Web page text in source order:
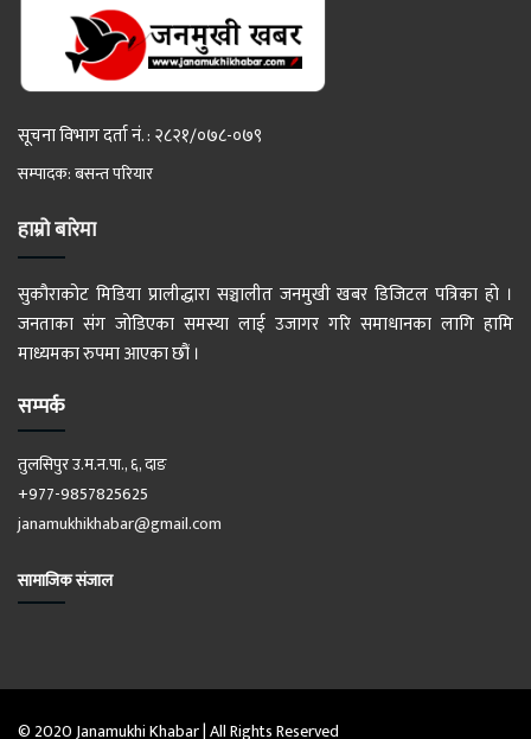
सूचना विभाग दर्ता नं. : २८२१/०७८-०७९
सम्पादक: बसन्त परियार
हाम्रो बारेमा
सुकौराकोट मिडिया प्रालीद्धारा सञ्चालीत जनमुखी खबर डिजिटल पत्रिका हो ।
जनताका संग जोडिएका समस्या लाई उजागर गरि समाधानका लागि हामि
माध्यमका रुपमा आएका छौं ।
सम्पर्क
तुलसिपुर उ.म.न.पा., ६, दाङ
+977-9857825625
janamukhikhabar@gmail.com
सामाजिक संजाल
© 2020 Janamukhi Khabar | All Rights Reserved